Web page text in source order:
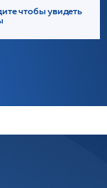
чтобы увидеть